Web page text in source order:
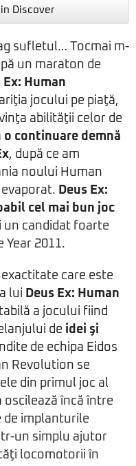
Discover
sufletul… Tocmai m-
un maraton de
Ex: Human
jocului pe piaţă,
abilităţii celor de
o continuare demnă
, după ce am
noului Human
Deus Ex:
cel mai bun joc
un candidat foarte
Year 2011.
care este
lui Deus Ex: Human
a jocului fiind
de idei şi
de echipa Eidos
Revolution se
din primul joc al
oscilează încă între
de implanturile
un simplu ajutor
locomotorii în